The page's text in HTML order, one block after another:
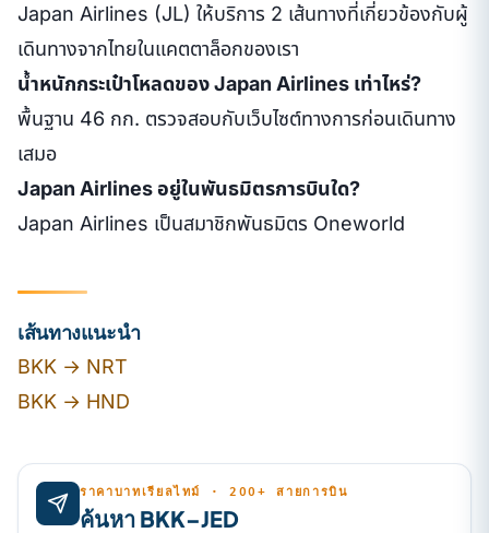
Japan Airlines (JL) ให้บริการ 2 เส้นทางที่เกี่ยวข้องกับผู้
เดินทางจากไทยในแคตตาล็อกของเรา
น้ำหนักกระเป๋าโหลดของ Japan Airlines เท่าไหร่?
พื้นฐาน 46 กก. ตรวจสอบกับเว็บไซต์ทางการก่อนเดินทาง
เสมอ
Japan Airlines อยู่ในพันธมิตรการบินใด?
Japan Airlines เป็นสมาชิกพันธมิตร Oneworld
เส้นทางแนะนำ
BKK → NRT
BKK → HND
ราคาบาทเรียลไทม์ · 200+ สายการบิน
ค้นหา BKK–JED